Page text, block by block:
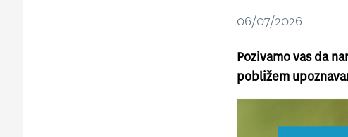
06/07/2026
Pozivamo vas da
pobližem